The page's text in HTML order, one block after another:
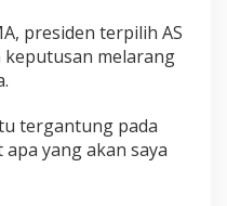
presiden terpilih AS
melarang
tergantung pada
yang akan saya